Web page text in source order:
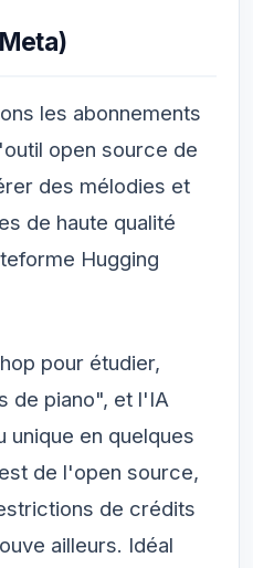
les abonnements
open source de
des mélodies et
de haute qualité
Hugging
pour étudier,
de piano", et l'IA
unique en quelques
de l'open source,
de crédits
ailleurs. Idéal